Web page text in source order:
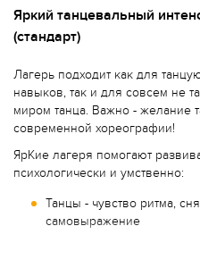
Яркий танцевальный
(стандарт)
Лагерь подходит как для
навыков, так и для совсем не
миром танца. Важно - желание
современной хореографии!
ЯрКие лагеря помогают
психологически и умственно:
Танцы - чувство ритма,
самовыражение